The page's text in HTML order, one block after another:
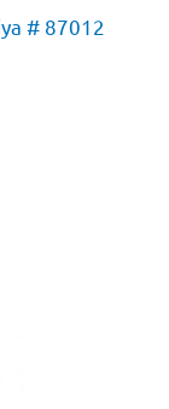
# 87012